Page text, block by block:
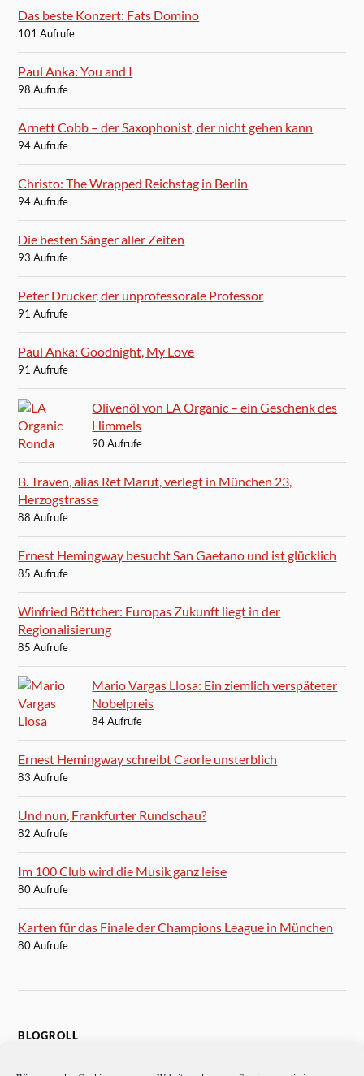
Das beste Konzert: Fats Domino
101 Aufrufe
Paul Anka: You and I
98 Aufrufe
Arnett Cobb – der Saxophonist, der nicht gehen kann
94 Aufrufe
Christo: The Wrapped Reichstag in Berlin
94 Aufrufe
Die besten Sänger aller Zeiten
93 Aufrufe
Peter Drucker, der unprofessorale Professor
91 Aufrufe
Paul Anka: Goodnight, My Love
91 Aufrufe
Olivenöl von LA Organic – ein Geschenk des
Himmels
90 Aufrufe
B. Traven, alias Ret Marut, verlegt in München 23,
Herzogstrasse
88 Aufrufe
Ernest Hemingway besucht San Gaetano und ist glücklich
85 Aufrufe
Winfried Böttcher: Europas Zukunft liegt in der
Regionalisierung
85 Aufrufe
Mario Vargas Llosa: Ein ziemlich verspäteter
Nobelpreis
84 Aufrufe
Ernest Hemingway schreibt Caorle unsterblich
83 Aufrufe
Und nun, Frankfurter Rundschau?
82 Aufrufe
Im 100 Club wird die Musik ganz leise
80 Aufrufe
Karten für das Finale der Champions League in München
80 Aufrufe
BLOGROLL
Autoren-Brief